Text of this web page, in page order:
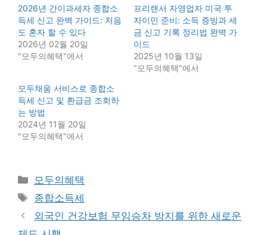
2026년 간이과세자 종합소
득세 신고 완벽 가이드: 처음
도 혼자 할 수 있다
2026년 02월 20일
"모두의혜택"에서
프리랜서 자영업자 미국 투
자이민 준비: 소득 증빙과 세
금 신고 기록 정리법 완벽 가
이드
2025년 10월 13일
"모두의혜택"에서
모두채움 서비스로 종합소
득세 신고 및 환급금 조회하
는 방법
2024년 11월 20일
"모두의혜택"에서
Categories
모두의혜택
Tags
종합소득세
외국인 건강보험 무임승차 방지를 위한 새로운